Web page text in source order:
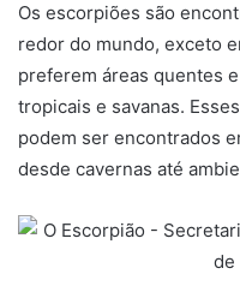
Os escorpiões são
redor do mundo, exceto
preferem áreas quentes
tropicais e savanas.
podem ser encontrados
desde cavernas até